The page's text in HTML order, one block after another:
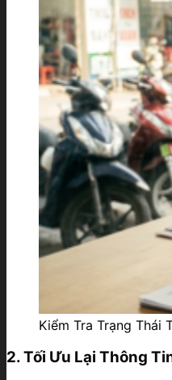
Kiểm Tra Trạng Thái
2. Tối Ưu Lại Thông